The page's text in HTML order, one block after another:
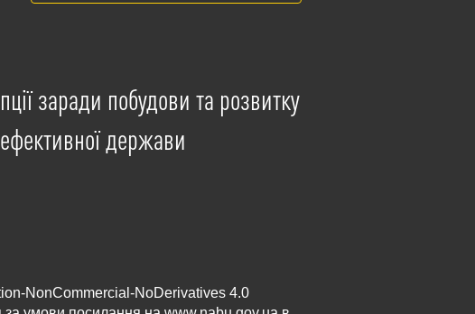
заради побудови та розвитку
держави
NonCommercial-NoDerivatives 4.0